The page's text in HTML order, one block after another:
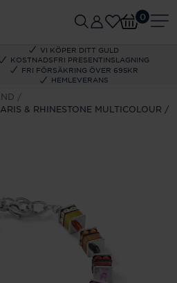
VI KÖPER DITT GULD
KOSTNADSFRI PRESENTINSLAGNING
FRI FÖRSÄKRING ÖVER 695KR
HEMLEVERANS
0
& RHINESTONE MULTICOLOUR